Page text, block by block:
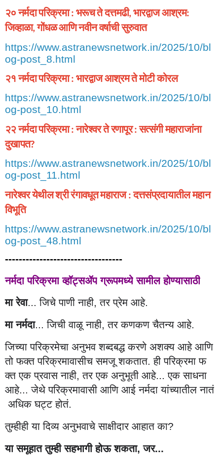
२०नर्मदापरिक्रमा:भरूचतेदत्तमढी,भारद्वाजआश्रम:
जिव्हाळा,गोंधळआणिनवीनवर्षाचीसुरुवात
https://www.astranewsnetwork.in/2025/10/bl
og-post_8.html
२१नर्मदापरिक्रमा:भारद्वाजआश्रमतेमोटीकोरल
https://www.astranewsnetwork.in/2025/10/bl
og-post_10.html
२२नर्मदापरिक्रमा:नारेश्वरतेरणापूर:सत्संगीमहाराजांना
दुखापत?
https://www.astranewsnetwork.in/2025/10/bl
og-post_11.html
नारेश्वरयेथीलश्रीरंगावधूतमहाराज:दत्तसंप्रदायातीलमहान
विभूति
https://www.astranewsnetwork.in/2025/10/bl
og-post_48.html
----------------------------------
नर्मदा परिक्रमा व्हॉट्सॲप ग्रूपमध्ये सामील होण्यासाठी
मा रेवा...जिचे पाणी नाही,तर प्रेम आहे.
मा नर्मदा...जिची वाळू नाही,तर कणकण चैतन्य आहे.
जिच्या परिक्रमेचा अनुभव शब्दबद्ध करणे अशक्य आहे आणि
तो फक्त परिक्रमावासीच समजू शकतात.ही परिक्रमा फ
क्त एक प्रवास नाही,तर एक अनुभूती आहे...एक साधना
आहे...जेथे परिक्रमावासी आणि आई नर्मदा यांच्यातील नातं
अधिक घट्ट होतं.
तुम्हीही या दिव्य अनुभवाचे साक्षीदार आहात का?
या समूहात तुम्ही सहभागी होऊ शकता,जर...